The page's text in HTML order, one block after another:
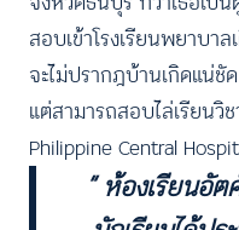
สอบเข้าโรงเรียนพยาบา
จะไม่ปรากฎบ้านเกิดแน่
แต่สามารถสอบไล่เรียน
Philippine Central
“ ห้องเรียนอั